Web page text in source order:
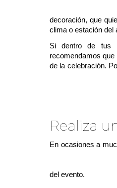
decoración, que
clima o estación del
Si dentro de tus
recomendamos
de la celebración.
Realiza
En ocasiones a
del evento.